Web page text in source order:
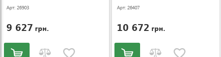
Арт: 26903
9 627 грн.
Арт: 26407
10 672 грн.